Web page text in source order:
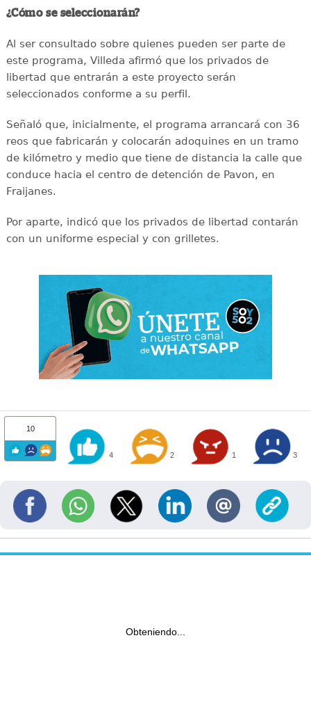
¿Cómo se seleccionarán?
Al ser consultado sobre quienes pueden ser parte de
este programa, Villeda afirmó que los privados de
libertad que entrarán a este proyecto serán
seleccionados conforme a su perfil.
Señaló que, inicialmente, el programa arrancará con 36
reos que fabricarán y colocarán adoquines en un tramo
de kilómetro y medio que tiene de distancia la calle que
conduce hacia el centro de detención de Pavon, en
Fraijanes.
Por aparte, indicó que los privados de libertad contarán
con un uniforme especial y con grilletes.
10
4 2 1 3
Obteniendo...